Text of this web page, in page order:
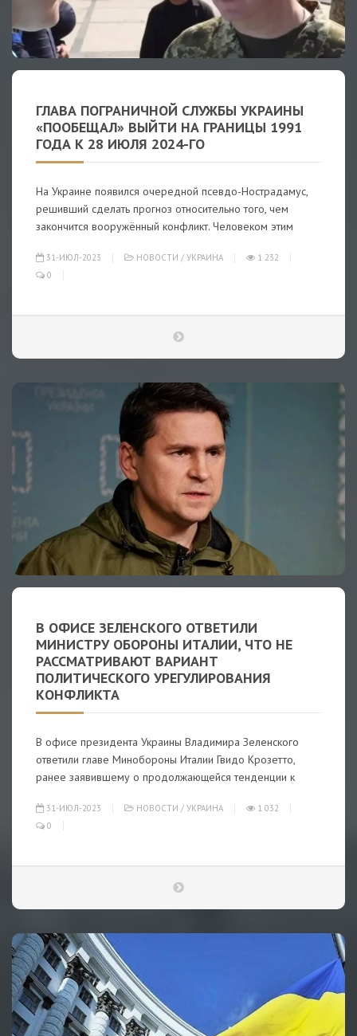
ГЛАВА ПОГРАНИЧНОЙ СЛУЖБЫ УКРАИНЫ
«ПООБЕЩАЛ» ВЫЙТИ НА ГРАНИЦЫ 1991
ГОДА К 28 ИЮЛЯ 2024-ГО
На Украине появился очередной псевдо-Нострадамус,
решивший сделать прогноз относительно того, чем
закончится вооружённый конфликт. Человеком этим
31-ИЮЛ-2023 НОВОСТИ / УКРАИНА
1 232
0
В ОФИСЕ ЗЕЛЕНСКОГО ОТВЕТИЛИ
МИНИСТРУ ОБОРОНЫ ИТАЛИИ, ЧТО НЕ
РАССМАТРИВАЮТ ВАРИАНТ
ПОЛИТИЧЕСКОГО УРЕГУЛИРОВАНИЯ
КОНФЛИКТА
В офисе президента Украины Владимира Зеленского
ответили главе Минобороны Италии Гвидо Крозетто,
ранее заявившему о продолжающейся тенденции к
31-ИЮЛ-2023 НОВОСТИ / УКРАИНА
1 032
0